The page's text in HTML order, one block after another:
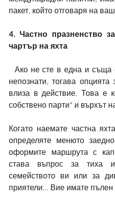
пакет, който отговаря на
4. Частно празненство
чартър на яхта
непознати, тогава
влиза в действие. Това е
собствено парти“ и върхът
Когато наемате частна
определяте менюто
оформите маршрута с
става въпрос за тиха
семейството ви или за
приятели... Вие имате пълен